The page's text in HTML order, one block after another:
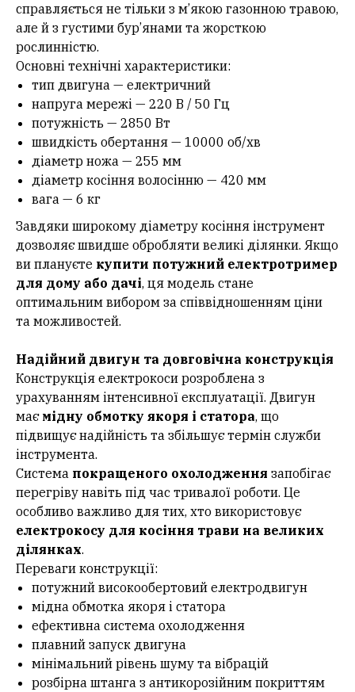
справляється не тільки з м’якою газонною травою,
але й з густими бур’янами та жорсткою
рослинністю.
Основні технічні характеристики:
тип двигуна — електричний
напруга мережі — 220 В / 50 Гц
потужність — 2850 Вт
швидкість обертання — 10000 об/хв
діаметр ножа — 255 мм
діаметр косіння волосінню — 420 мм
вага — 6 кг
Завдяки широкому діаметру косіння інструмент
дозволяє швидше обробляти великі ділянки. Якщо
ви плануєте купити потужний електротример
для дому або дачі, ця модель стане
оптимальним вибором за співвідношенням ціни
та можливостей.
Надійний двигун та довговічна конструкція
Конструкція електрокоси розроблена з
урахуванням інтенсивної експлуатації. Двигун
має мідну обмотку якоря і статора, що
підвищує надійність та збільшує термін служби
інструмента.
Система покращеного охолодження запобігає
перегріву навіть під час тривалої роботи. Це
особливо важливо для тих, хто використовує
електрокосу для косіння трави на великих
ділянках.
Переваги конструкції:
потужний високообертовий електродвигун
мідна обмотка якоря і статора
ефективна система охолодження
плавний запуск двигуна
мінімальний рівень шуму та вібрацій
розбірна штанга з антикорозійним покриттям